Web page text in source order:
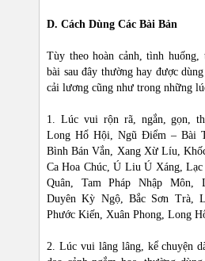
D. Cách Dùng Các Bài Bản
Tùy theo hoàn cảnh, tình
bài sau đây thường hay được
cải lương cũng như trong những
1. Lúc vui rộn rã, ngắn, gọn,
Long Hổ Hội, Ngũ Điểm – Bài
Bình Bán Vắn, Xang Xừ Líu,
Ca Hoa Chúc, Ú Liu Ú Xáng,
Quân, Tam Pháp Nhập Môn,
Duyên Kỳ Ngộ, Bắc Sơn Trà,
Phước Kiến, Xuân Phong, Long
2. Lúc vui lâng lâng, kể chuyện